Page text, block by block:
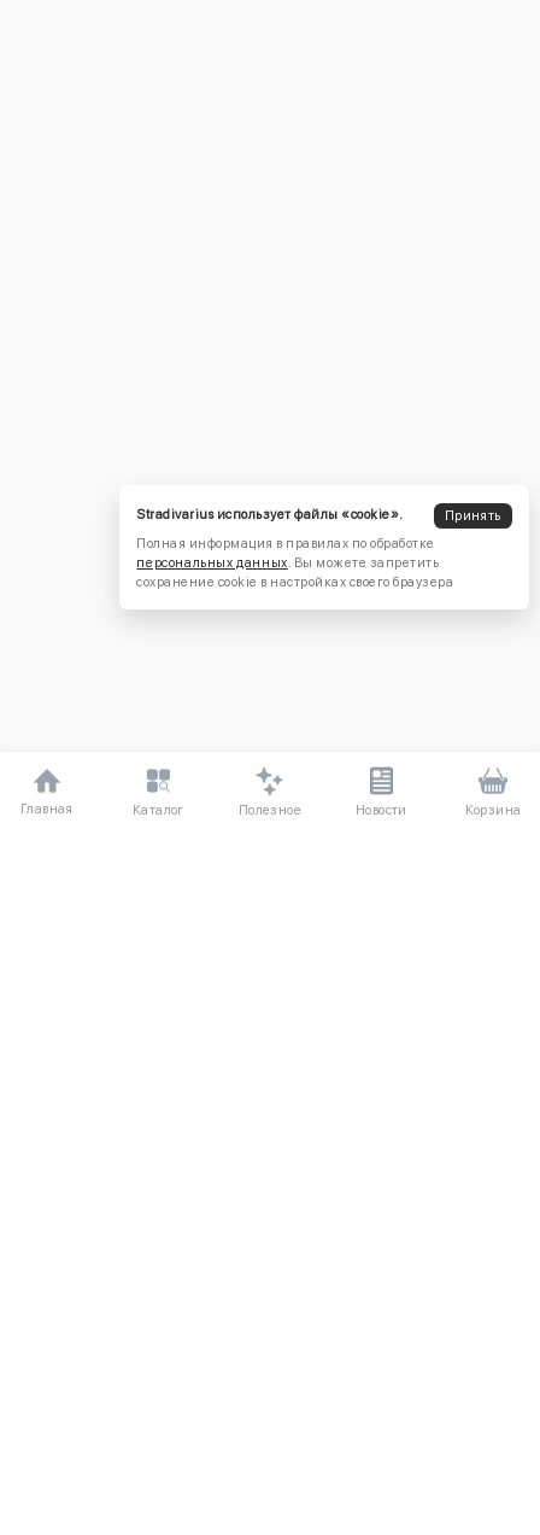
Главная Каталог Полезное Новости Корзина
Stradivarius использует файлы «cookie».
Принять
Полная информация в правилах по обработке
персональных данных . Вы можете запретить
сохранение cookie в настройках своего браузера